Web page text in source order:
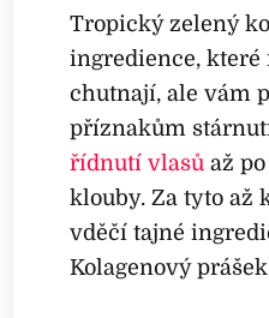
Tropický zelený
ingredience, které
chutnají, ale vám
příznakům
řídnutí vlasů až
klouby. Za tyto až
vděčí tajné
Kolagenový